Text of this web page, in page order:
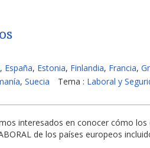
, España, Estonia, Finlandia, Francia,
, Suecia Tema : Laboral y
interesados en conocer cómo
de los países europeos